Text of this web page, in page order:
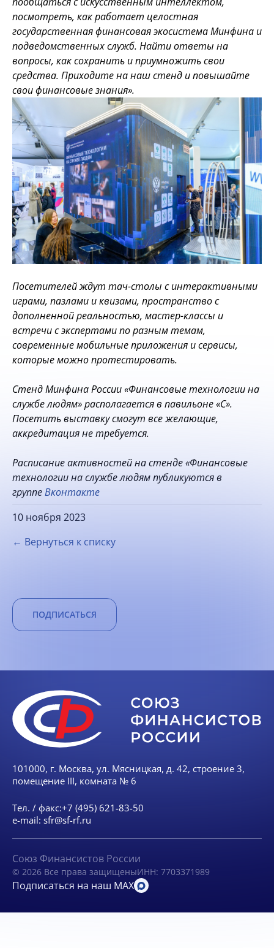
посмотреть, как работает целостная
государственная финансовая экосистема Минфина и
подведомственных служб. Найти ответы на
вопросы, как сохранить и приумножить свои
средства. Приходите на наш стенд и повышайте
свои финансовые знания».
Посетителей ждут тач-столы с интерактивными
играми, пазлами и квизами, пространство с
дополненной реальностью, мастер-классы и
встречи с экспертами по разным темам,
современные мобильные приложения и сервисы,
которые можно протестировать.
Стенд Минфина России «Финансовые технологии на
службе людям» располагается в павильоне «С».
Посетить выставку смогут все желающие,
аккредитация не требуется.
Расписание активностей на стенде «Финансовые
технологии на службе людям публикуются в
группеВконтакте
10 ноября 2023
← Вернуться к списку
ПОДПИСАТЬСЯ
101000, г. Москва, ул. Мясницкая, д. 42, строение 3,
помещение III, комната № 6
Тел. / факс:+7 (495) 621-83-50
e-mail: sfr@sf-rf.ru
Союз Финансистов России
© 2026 Все права защищеныИНН: 7703371989
Подписаться на наш MAX